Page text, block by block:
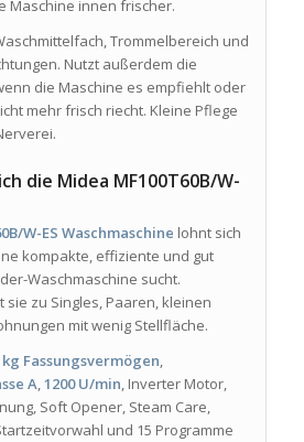
Maschine innen frischer.
Trommelbereich und
Nutzt außerdem die
die Maschine es empfiehlt oder
mehr frisch riecht. Kleine Pflege
die Midea MF100T60B/W-
W-ES Waschmaschine lohnt sich
kompakte, effiziente und gut
Waschmaschine sucht.
sie zu Singles, Paaren, kleinen
mit wenig Stellfläche.
kg Fassungsvermögen,
A,1200 U/min, Inverter Motor,
Soft Opener, Steam Care,
und 15 Programme